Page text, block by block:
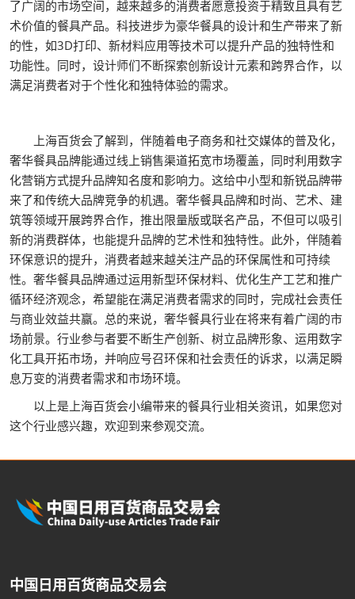
了广阔的市场空间，越来越多的消费者愿意投资于精致且具有艺
术价值的餐具产品。科技进步为豪华餐具的设计和生产带来了新
的性，如3D打印、新材料应用等技术可以提升产品的独特性和
功能性。同时，设计师们不断探索创新设计元素和跨界合作，以
满足消费者对于个性化和独特体验的需求。
上海百货会了解到，伴随着电子商务和社交媒体的普及化，
奢华餐具品牌能通过线上销售渠道拓宽市场覆盖，同时利用数字
化营销方式提升品牌知名度和影响力。这给中小型和新锐品牌带
来了和传统大品牌竞争的机遇。奢华餐具品牌和时尚、艺术、建
筑等领域开展跨界合作，推出限量版或联名产品，不但可以吸引
新的消费群体，也能提升品牌的艺术性和独特性。此外，伴随着
环保意识的提升，消费者越来越关注产品的环保属性和可持续
性。奢华餐具品牌通过运用新型环保材料、优化生产工艺和推广
循环经济观念，希望能在满足消费者需求的同时，完成社会责任
与商业效益共赢。总的来说，奢华餐具行业在将来有着广阔的市
场前景。行业参与者要不断生产创新、树立品牌形象、运用数字
化工具开拓市场，并响应号召环保和社会责任的诉求，以满足瞬
息万变的消费者需求和市场环境。
以上是上海百货会小编带来的餐具行业相关资讯，如果您对
这个行业感兴趣，欢迎到来参观交流。
中国日用百货商品交易会